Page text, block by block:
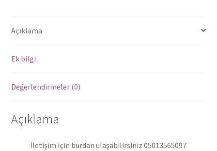
Ev
Ledleri
Açıklama
Ek bilgi
Değerlendirmeler (0)
Açıklama
İletişim için burdan ulaşabilirsiniz 05013565097